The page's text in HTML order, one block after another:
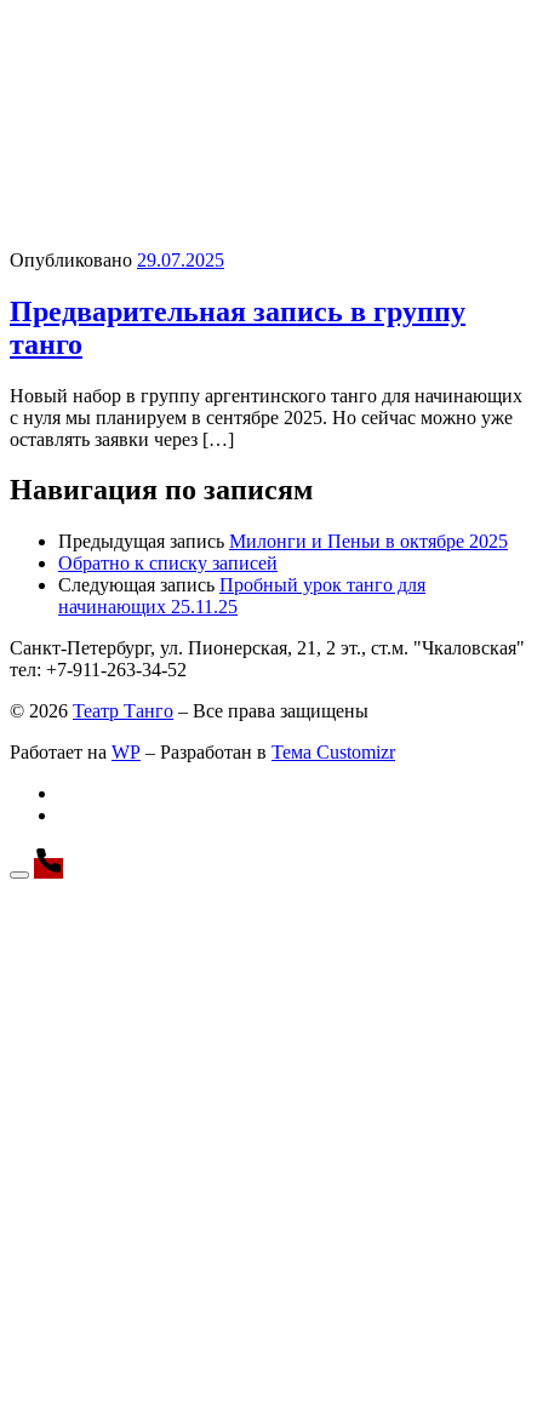
Опубликовано 29.07.2025
Предварительная запись в группу
танго
Новый набор в группу аргентинского танго для начинающих
с нуля мы планируем в сентябре 2025. Но сейчас можно уже
оставлять заявки через […]
Навигация по записям
Предыдущая запись Милонги и Пеньи в октябре 2025
Обратно к списку записей
Следующая запись Пробный урок танго для
начинающих 25.11.25
Санкт-Петербург, ул. Пионерская, 21, 2 эт., ст.м. "Чкаловская"
тел: +7-911-263-34-52
© 2026 Театр Танго – Все права защищены
Работает на WP – Разработан в Тема Customizr